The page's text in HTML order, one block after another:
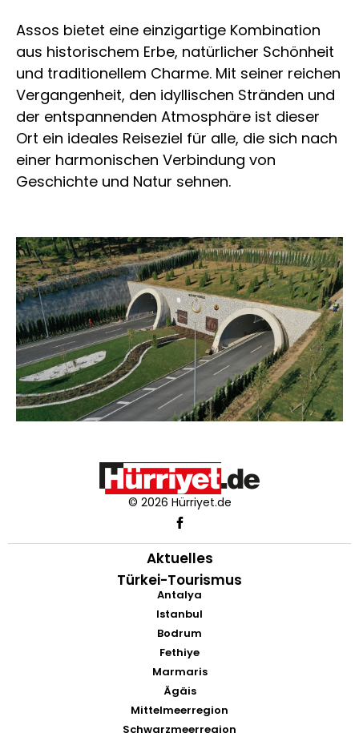
Assos bietet eine einzigartige Kombination
aus historischem Erbe, natürlicher Schönheit
und traditionellem Charme. Mit seiner reichen
Vergangenheit, den idyllischen Stränden und
der entspannenden Atmosphäre ist dieser
Ort ein ideales Reiseziel für alle, die sich nach
einer harmonischen Verbindung von
Geschichte und Natur sehnen.
© 2026 Hürriyet.de
Aktuelles
Türkei-Tourismus
Antalya
Istanbul
Bodrum
Fethiye
Marmaris
Ägäis
Mittelmeerregion
Schwarzmeerregion